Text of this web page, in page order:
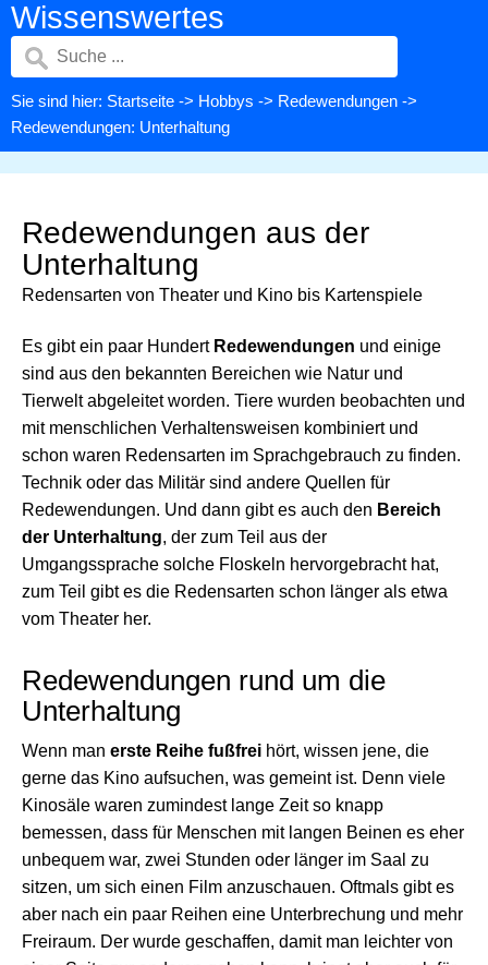
Wissenswertes
Sie sind hier: Startseite -> Hobbys -> Redewendungen ->
Redewendungen: Unterhaltung
Redewendungen aus der
Unterhaltung
Redensarten von Theater und Kino bis Kartenspiele
Es gibt ein paar Hundert Redewendungen und einige
sind aus den bekannten Bereichen wie Natur und
Tierwelt abgeleitet worden. Tiere wurden beobachten und
mit menschlichen Verhaltensweisen kombiniert und
schon waren Redensarten im Sprachgebrauch zu finden.
Technik oder das Militär sind andere Quellen für
Redewendungen. Und dann gibt es auch den Bereich
der Unterhaltung, der zum Teil aus der
Umgangssprache solche Floskeln hervorgebracht hat,
zum Teil gibt es die Redensarten schon länger als etwa
vom Theater her.
Redewendungen rund um die
Unterhaltung
Wenn man erste Reihe fußfrei hört, wissen jene, die
gerne das Kino aufsuchen, was gemeint ist. Denn viele
Kinosäle waren zumindest lange Zeit so knapp
bemessen, dass für Menschen mit langen Beinen es eher
unbequem war, zwei Stunden oder länger im Saal zu
sitzen, um sich einen Film anzuschauen. Oftmals gibt es
aber nach ein paar Reihen eine Unterbrechung und mehr
Freiraum. Der wurde geschaffen, damit man leichter von